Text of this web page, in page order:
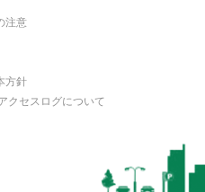
注意
方針
クセスログについて